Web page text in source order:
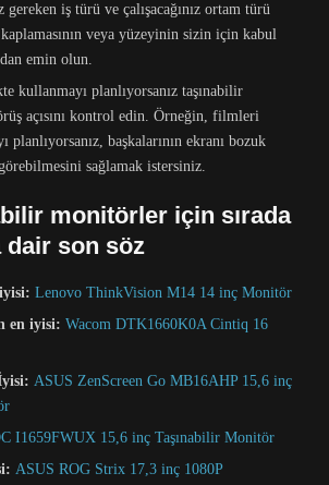
gereken iş türü ve çalışacağınız ortam türü
kaplamasının veya yüzeyinin sizin için kabul
emin olun.
kullanmayı planlıyorsanız taşınabilir
açısını kontrol edin. Örneğin, filmleri
planlıyorsanız, başkalarının ekranı bozuk
sağlamak istersiniz.
monitörler için sırada
dair son söz
Lenovo ThinkVision M14 14 inç Monitör
en iyisi: Wacom DTK1660K0A Cintiq 16
ASUS ZenScreen Go MB16AHP 15,6 inç
I1659FWUX 15,6 inç Taşınabilir Monitör
ASUS ROG Strix 17,3 inç 1080P